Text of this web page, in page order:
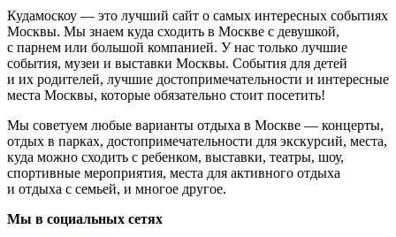
Кудамоскоу — это лучший сайт о самых интересных событиях
Москвы. Мы знаем куда сходить в Москве с девушкой,
с парнем или большой компанией. У нас только лучшие
события, музеи и выставки Москвы. События для детей
и их родителей, лучшие достопримечательности и интересные
места Москвы, которые обязательно стоит посетить!
Мы советуем любые варианты отдыха в Москве — концерты,
отдых в парках, достопримечательности для экскурсий, места,
куда можно сходить с ребенком, выставки, театры, шоу,
спортивные мероприятия, места для активного отдыха
и отдыха с семьей, и многое другое.
Мы в социальных сетях